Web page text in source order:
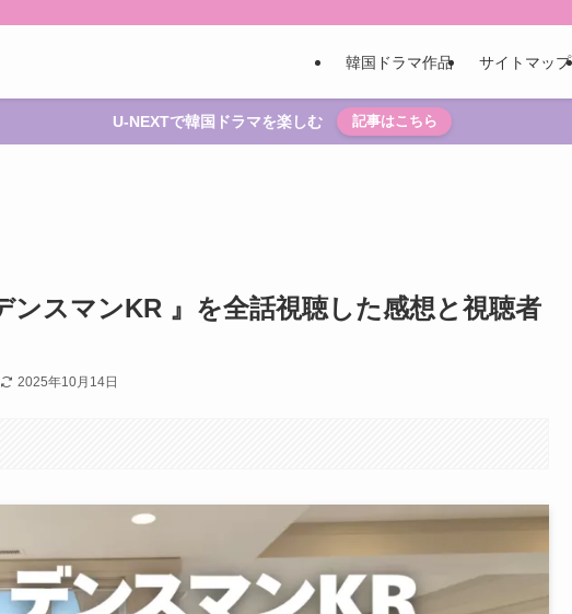
韓国ドラマ作品 サイトマップ
U-NEXTで韓国ドラマを楽しむ 記事はこちら
ンスマンKR 』を全話視聴した感想と視聴者
2025年10月14日